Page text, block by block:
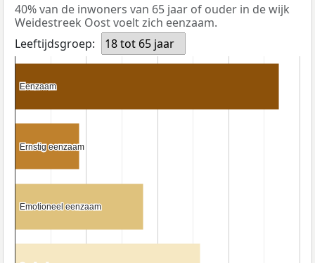
40% van de inwoners van 65 jaar of ouder in de wijk
Weidestreek Oost voelt zich eenzaam.
Leeftijdsgroep:
18 tot 65 jaar
Eenzaam
Eenzaam
Ernstig eenzaam
Ernstig eenzaam
Emotioneel eenzaam
Emotioneel eenzaam